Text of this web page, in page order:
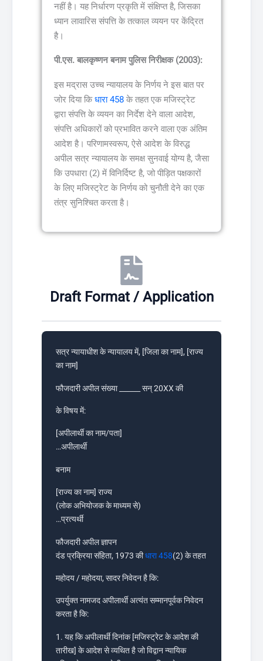
नहीं है। यह निर्धारण प्रकृति में संक्षिप्त है, जिसका
ध्यान लावारिस संपत्ति के तत्काल व्ययन पर केंद्रित
है।
पी.एस. बालकृष्णन बनाम पुलिस निरीक्षक (2003):
इस मद्रास उच्च न्यायालय के निर्णय ने इस बात पर
जोर दिया किधारा 458 के तहत एक मजिस्ट्रेट
द्वारा संपत्ति के व्ययन का निर्देश देने वाला आदेश,
संपत्ति अधिकारों को प्रभावित करने वाला एक अंतिम
आदेश है। परिणामस्वरूप, ऐसे आदेश के विरुद्ध
अपील सत्र न्यायालय के समक्ष सुनवाई योग्य है, जैसा
कि उपधारा (2) में विनिर्दिष्ट है, जो पीड़ित पक्षकारों
के लिए मजिस्ट्रेट के निर्णय को चुनौती देने का एक
तंत्र सुनिश्चित करता है।
Draft Format / Application
सत्र न्यायाधीश के न्यायालय में, [जिला का नाम], [राज्य
का नाम]
फौजदारी अपील संख्या ______ सन् 20XX की
के विषय में:
[अपीलार्थी का नाम/पता]
…अपीलार्थी
बनाम
[राज्य का नाम] राज्य
(लोक अभियोजक के माध्यम से)
…प्रत्यर्थी
फौजदारी अपील ज्ञापन
दंड प्रक्रिया संहिता, 1973 कीधारा 458(2) के तहत
महोदय / महोदया, सादर निवेदन है कि:
उपर्युक्त नामजद अपीलार्थी अत्यंत सम्मानपूर्वक निवेदन
करता है कि:
1. यह कि अपीलार्थी दिनांक [मजिस्ट्रेट के आदेश की
तारीख] के आदेश से व्यथित है जो विद्वान न्यायिक